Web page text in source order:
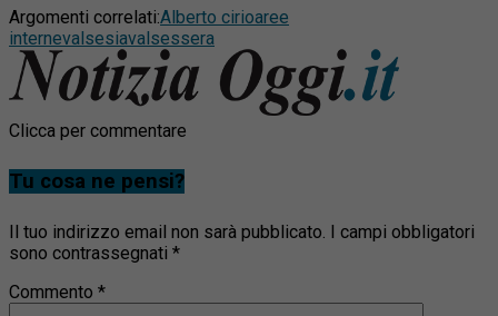
Argomenti correlati:Alberto cirioaree
internevalsesiavalsessera
Clicca per commentare
Tu cosa ne pensi?
Il tuo indirizzo email non sarà pubblicato.
I campi obbligatori
sono contrassegnati *
Commento *